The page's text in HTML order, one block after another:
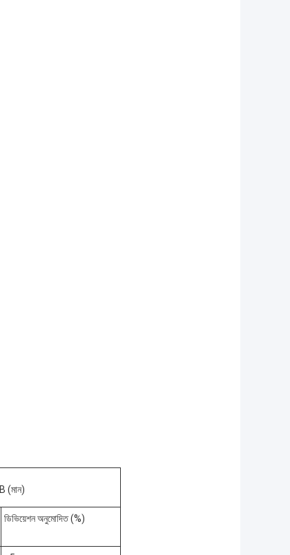
B (মান)
ডিভিয়েশন অনুমোদিত (%)